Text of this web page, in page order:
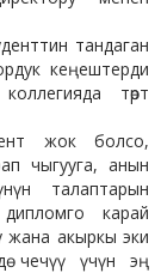
тандаган
кеңештерди
төрт
жок болсо,
чыгууга, анын
талаптарын
карай
жана акыркы эки
чечүү үчүн эң